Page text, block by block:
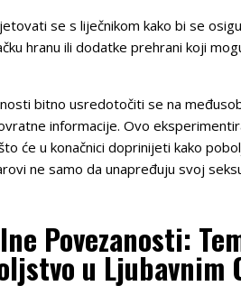
se s liječnikom kako bi se
hranu ili dodatke prehrani koji
bitno usredotočiti se na
informacije. Ovo
će u konačnici doprinijeti kako
ne samo da unapređuju svoj
Povezanosti:
u Ljubavnim